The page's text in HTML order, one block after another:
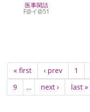
医事閑話
F@イ@51
Pagination
First
page
« first
Previous
page
‹ prev Page
1
Page
9 …
Next
page
next ›
Last
page
last »